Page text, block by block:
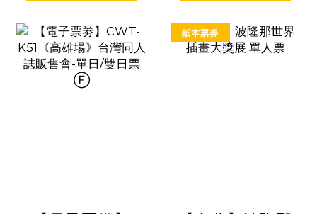
紙本票券